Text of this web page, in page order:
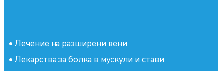
• Лечение на разширени вени
• Лекарства за болка в мускули и стави